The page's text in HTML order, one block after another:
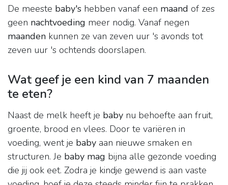
De meeste baby's hebben vanaf een maand of zes
geen nachtvoeding meer nodig. Vanaf negen
maanden kunnen ze van zeven uur 's avonds tot
zeven uur 's ochtends doorslapen.
Wat geef je een kind van 7 maanden
te eten?
Naast de melk heeft je baby nu behoefte aan fruit,
groente, brood en vlees. Door te variëren in
voeding, went je baby aan nieuwe smaken en
structuren. Je baby mag bijna alle gezonde voeding
die jij ook eet. Zodra je kindje gewend is aan vaste